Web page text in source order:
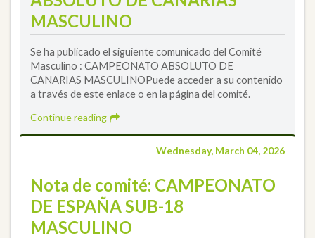
MASCULINO
Se ha publicado el siguiente comunicado del Comité
Masculino : CAMPEONATO ABSOLUTO DE
CANARIAS MASCULINOPuede acceder a su contenido
a través de este enlace o en la página del comité.
Continue reading
Wednesday, March 04, 2026
Nota de comité: CAMPEONATO
DE ESPAÑA SUB-18
MASCULINO